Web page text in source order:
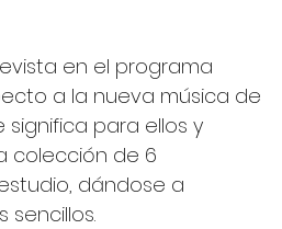
en el programa
a la nueva música de
significa para ellos y
colección de 6
dándose a